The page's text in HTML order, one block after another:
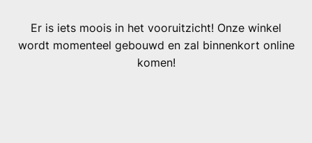
Er is iets moois in het vooruitzicht! Onze winkel
wordt momenteel gebouwd en zal binnenkort online
komen!